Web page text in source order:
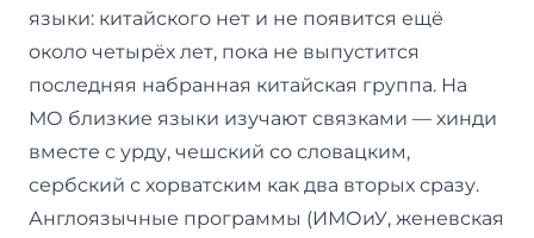
языки: китайского нет и не появится ещё
около четырёх лет, пока не выпустится
последняя набранная китайская группа. На
МО близкие языки изучают связками — хинди
вместе с урду, чешский со словацким,
сербский с хорватским как два вторых сразу.
Англоязычные программы (ИМОиУ, женевская